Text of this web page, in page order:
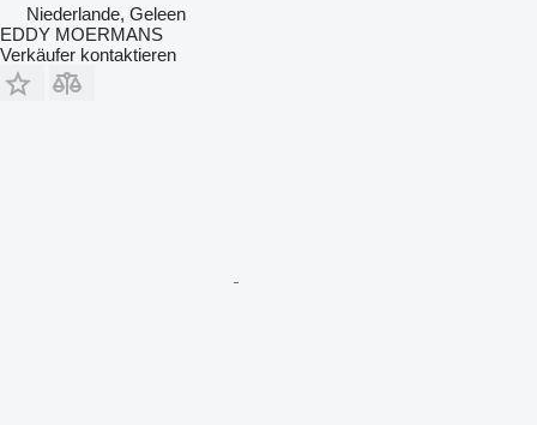
Niederlande, Geleen
EDDY MOERMANS
Verkäufer kontaktieren